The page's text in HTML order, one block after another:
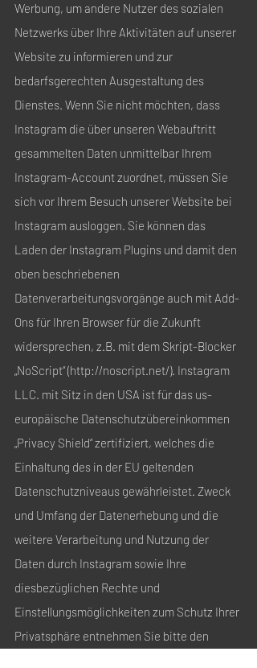
Werbung, um andere Nutzer des sozialen
Netzwerks über Ihre Aktivitäten auf unserer
Website zu informieren und zur
bedarfsgerechten Ausgestaltung des
Dienstes. Wenn Sie nicht möchten, dass
Instagram die über unseren Webauftritt
gesammelten Daten unmittelbar Ihrem
Instagram-Account zuordnet, müssen Sie
sich vor Ihrem Besuch unserer Website bei
Instagram ausloggen. Sie können das
Laden der Instagram Plugins und damit den
oben beschriebenen
Datenverarbeitungsvorgänge auch mit Add-
Ons für Ihren Browser für die Zukunft
widersprechen, z.B. mit dem Skript-Blocker
„NoScript“ (http://noscript.net/). Instagram
LLC. mit Sitz in den USA ist für das us-
europäische Datenschutzübereinkommen
„Privacy Shield“ zertifiziert, welches die
Einhaltung des in der EU geltenden
Datenschutzniveaus gewährleistet. Zweck
und Umfang der Datenerhebung und die
weitere Verarbeitung und Nutzung der
Daten durch Instagram sowie Ihre
diesbezüglichen Rechte und
Einstellungsmöglichkeiten zum Schutz Ihrer
Privatsphäre entnehmen Sie bitte den